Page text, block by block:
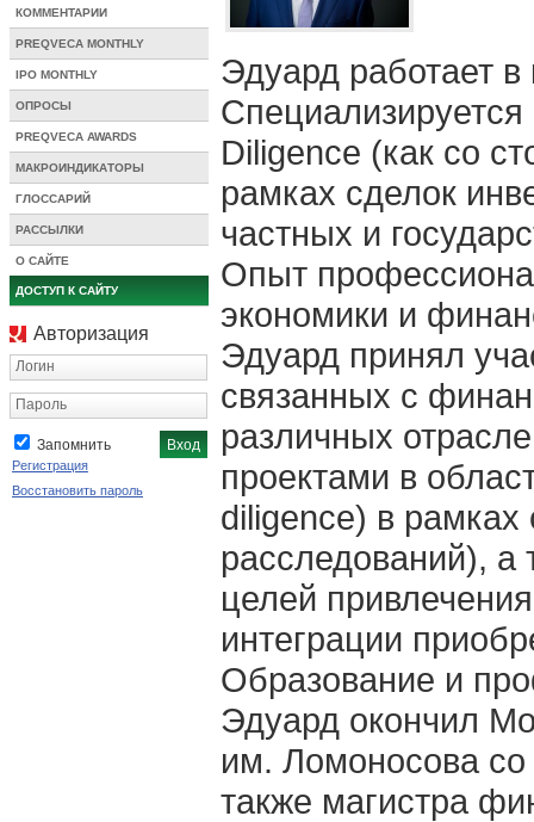
КОММЕНТАРИИ
PREQVECA MONTHLY
IPO MONTHLY
ОПРОСЫ
PREQVECA AWARDS
МАКРОИНДИКАТОРЫ
ГЛОССАРИЙ
РАССЫЛКИ
О САЙТЕ
ДОСТУП К САЙТУ
Авторизация
Логин
Пароль
Запомнить
Регистрация
Восстановить пароль
Эдуард работает
Diligence (как со
рамках сделок
частных и
Опыт
экономики и
Эдуард принял
связанных с
различных
проектами в
diligence) в
расследований), а
целей
интеграции
Образование и
Эдуард окончил
им. Ломоносова со
также магистра